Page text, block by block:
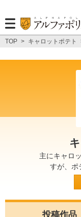
TOP > キャロットポテト
主にキャロ
すが、ポ
投稿作品